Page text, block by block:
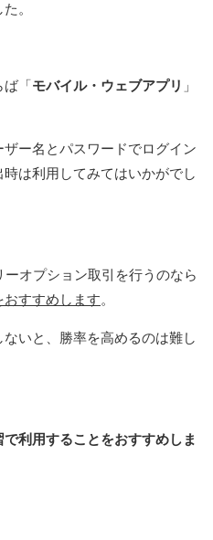
。
「 モバイル・ウェブアプリ 」
ー名とパスワードでログイン
は利用してみてはいかがでし
オプション取引を行うのなら
おすすめします
いと、勝率を高めるのは難し
利用することをおすすめしま